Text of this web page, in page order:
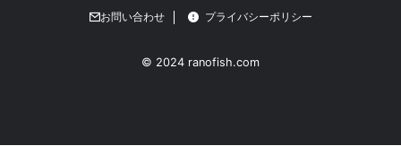
お問い合わせ プライバシーポリシー
© 2024 ranofish.com